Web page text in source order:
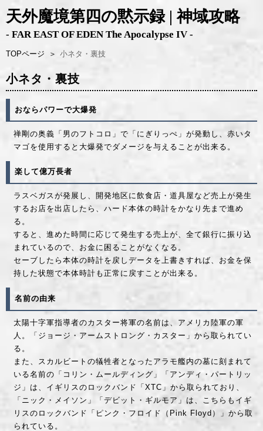
天外魔境第四の黙示録 | 神域攻略
- FAR EAST OF EDEN The Apocalypse IV -
TOPページ ＞ 小ネタ・裏技
小ネタ・裏技
おならパワーで大爆発
禅剛の奥義「男のフトコロ」で「にぎりっぺ」が発動し、赤いタ
マゴを使用すると大爆発でダメージを与えることが出来る。
楽して億万長者
ラスベガスが発展し、開発地区に飲食店・道具屋など売上が発生
するお店を出店したら、ハード本体の時計をかなり先まで進め
る。
すると、進めた時間に応じて発生する売上が、全て銀行に振り込
まれているので、お金に困ることがなくなる。
セーブしたら本体の時計を戻しデータを上書きすれば、お金を保
持した状態で本体時計も正常に戻すことが出来る。
名前の由来
太陽十字軍指導者のカスター将軍の名前は、アメリカ陸軍の軍
人。「ジョージ・アームストロング・カスター」から取られてい
る。
また、スカルビートの犠牲者となったアラモ艦内の墓に刻まれて
いる名前の「コリン・ムールディング」「アンディ・パートリッ
ジ」は、イギリスのロックバンド「XTC」から取られており、
「ニック・メイソン」「デビット・ギルモア」は、こちらもイギ
リスのロックバンド「ピンク・フロイド（Pink Floyd）」から取
られている。